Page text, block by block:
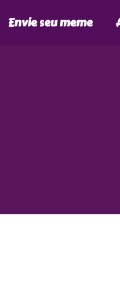
Envie seu meme